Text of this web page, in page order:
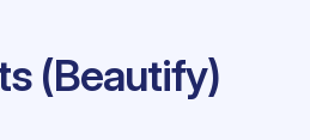
(Beautify)